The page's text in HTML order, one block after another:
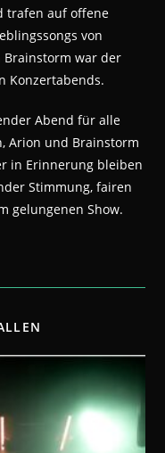
trafen auf offene
von
Brainstorm war der
Konzertabends.
Abend für alle
Arion und Brainstorm
in Erinnerung bleiben
Stimmung, fairen
gelungenen Show.